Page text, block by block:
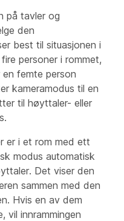
på tavler og
den
best til situasjonen i
personer i rommet,
femte person
kameramodus til en
til høyttaler- eller
er i et rom med ett
modus automatisk
Det viser den
sammen med den
Hvis en av dem
vil innrammingen